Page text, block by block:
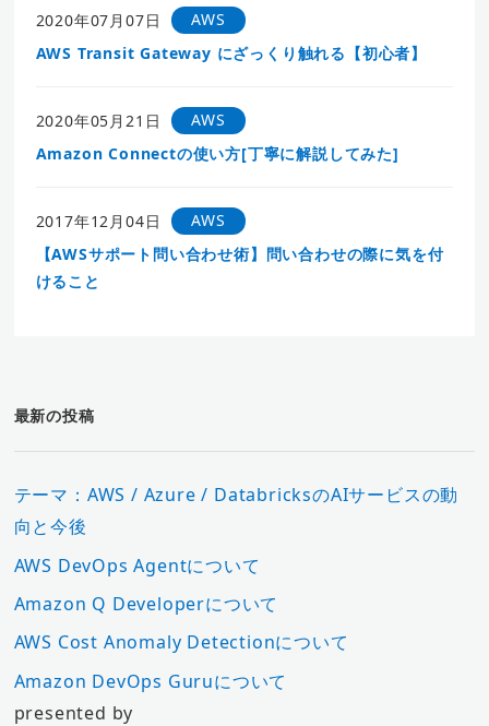
2020年07月07日
AWS
AWS Transit Gateway にざっくり触れる【初心者】
2020年05月21日
AWS
Amazon Connectの使い方[丁寧に解説してみた]
2017年12月04日
AWS
【AWSサポート問い合わせ術】問い合わせの際に気を付
けること
最新の投稿
テーマ：AWS / Azure / DatabricksのAIサービスの動
向と今後
AWS DevOps Agentについて
Amazon Q Developerについて
AWS Cost Anomaly Detectionについて
Amazon DevOps Guruについて
presented by